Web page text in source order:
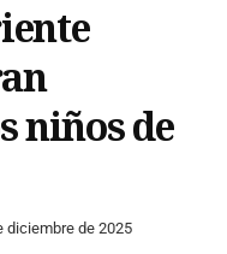
niños de
diciembre de 2025